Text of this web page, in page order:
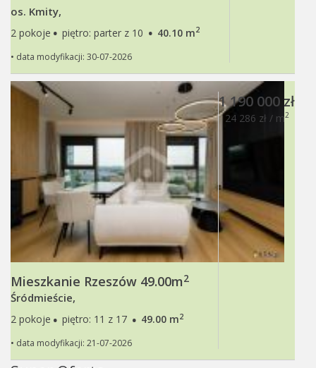
os. Kmity,
2 pokoje · piętro: parter z 10 · 40.10 m2
• data modyfikacji: 30-07-2026
Mieszkanie Rzeszów 49.00m2
Śródmieście,
2 pokoje · piętro: 11 z 17 · 49.00 m2
• data modyfikacji: 21-07-2026
1 190 000 zł
24 286 zł / m2